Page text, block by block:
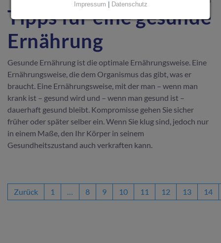
Tipps für eine gesunde
Ernährung
Gesunde Ernährung ist die optimale Ernährungsweise. Eine
Ernährungsweise, die dem Organismus das gibt, was er
braucht. Eine Ernährungsweise, mit der man – wenn man
krank ist – gesund wird und – wenn man gesund ist –
dauerhaft gesund bleibt. Kompromisse gehen Sie sicher
früher oder später selber ein. Wenn Sie klug sind, jedoch nur
in einem Maße, den Ihr Körper in seinem
Gesundheitszustand auch verkraften kann.
Zurück 1 … 8 9 10 11 12 13 14
Impressum Datenschutz